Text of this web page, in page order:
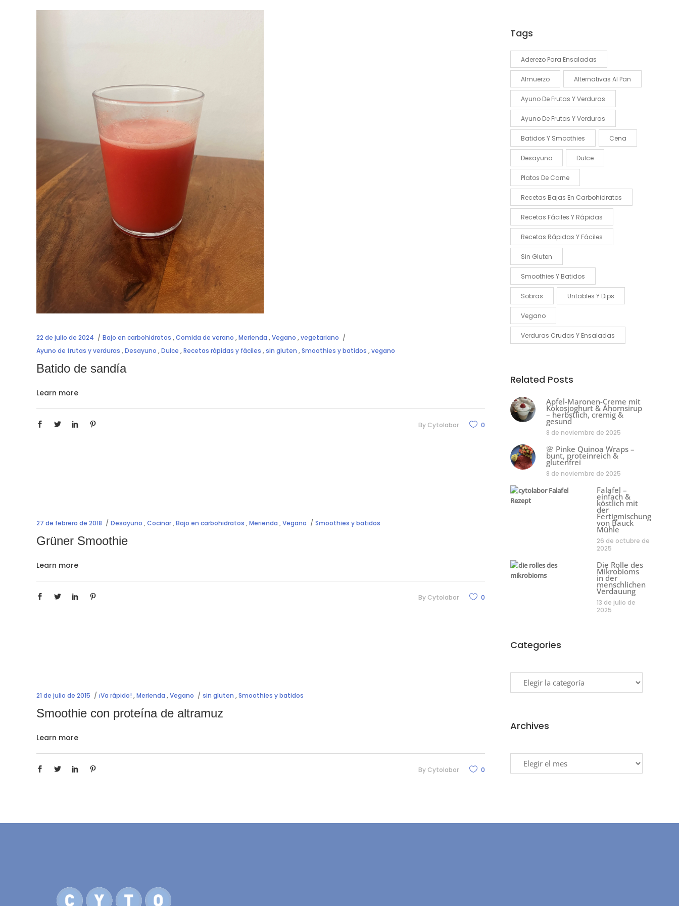
22 de julio de 2024 Bajo en carbohidratos ,Comida de verano ,Merienda ,Vegano ,vegetariano
Ayuno de frutas y verduras ,Desayuno ,Dulce ,Recetas rápidas y fáciles ,sin gluten ,Smoothies y batidos ,vegano
Batido de sandía
Learn more
By Cytolabor 0
27 de febrero de 2018 Desayuno ,Cocinar,Bajo en carbohidratos ,Merienda ,Vegano Smoothies y batidos
Grüner Smoothie
Learn more
By Cytolabor 0
21 de julio de 2015 ¡Va rápido! ,Merienda ,Vegano sin gluten ,Smoothies y batidos
Smoothie con proteína de altramuz
Learn more
By Cytolabor 0
Tags
Aderezo Para Ensaladas
Almuerzo Alternativas Al Pan
Ayuno De Frutas Y Verduras
Ayuno De Frutas Y Verduras
Batidos Y Smoothies Cena
Desayuno Dulce
Platos De Carne
Recetas Bajas En Carbohidratos
Recetas Fáciles Y Rápidas
Recetas Rápidas Y Fáciles
Sin Gluten
Smoothies Y Batidos
Sobras Untables Y Dips
Vegano
Verduras Crudas Y Ensaladas
Related Posts
Apfel-Maronen-Creme mit
Kokosjoghurt & Ahornsirup
– herbstlich, cremig &
gesund
8 de noviembre de 2025
🌸 Pinke Quinoa Wraps –
bunt, proteinreich &
glutenfrei
8 de noviembre de 2025
Falafel –
einfach &
köstlich mit
der
Fertigmischung
von Bauck
Mühle
26 de octubre de
2025
Die Rolle des
Mikrobioms
in der
menschlichen
Verdauung
13 de julio de
2025
Categories
Archives